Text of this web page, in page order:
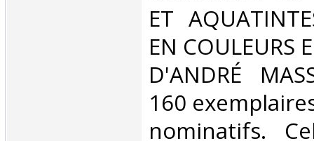
ET
EN COULEURS
D'ANDRÉ
160
nominatifs.